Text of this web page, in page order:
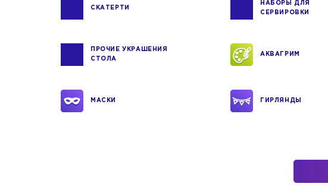
СКАТЕРТИ
НАБОРЫ ДЛЯ
СЕРВИРОВКИ
ПРОЧИЕ УКРАШЕНИЯ
СТОЛА
АКВАГРИМ
МАСКИ ГИРЛЯНДЫ